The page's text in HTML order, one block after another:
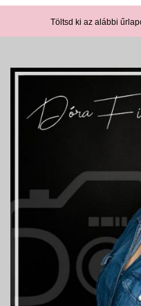
Töltsd ki az alábbi